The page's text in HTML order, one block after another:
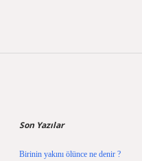
Son Yazılar
Birinin yakını ölünce ne denir ?